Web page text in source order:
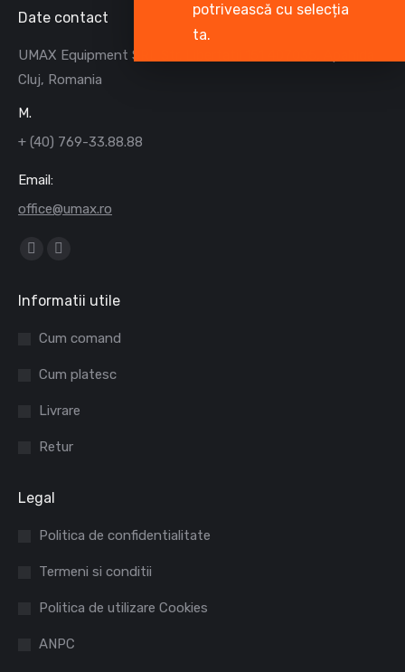
potrivească cu selecția
ta.
Date contact
UMAX Equipment SRL Str. Libertatii 151 407035, Apahida
Cluj, Romania
M.
+ (40) 769-33.88.88
Email:
office@umax.ro
Find us on:
opens
in
window
opens
window
Informatii utile
Cum comand
Cum platesc
Livrare
Retur
Legal
Politica de confidentialitate
Termeni si conditii
Politica de utilizare Cookies
ANPC